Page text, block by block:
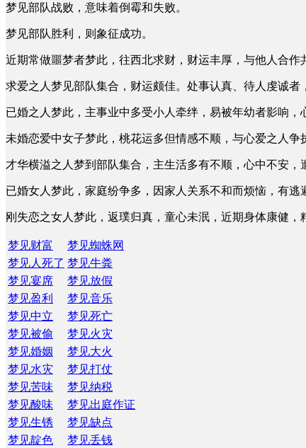
梦见部队战败，意味着倒霉和失败。
梦见部队胜利，则象征成功。
近期常做噩梦者梦此，往西北求财，财运丰厚，与他人合作
求爱之人梦见部队集合，财运颇佳。处事认真、待人虔诚
已婚之人梦此，主事业中多受小人牵绊，易被年幼者影响，
未婚恋爱中女子梦此，桃花运多但情感不顺，与心爱之人争
才华横溢之人梦到部队集合，主生活多有不顺，心中不安，
已婚女人梦此，家庭纷争多，因家人关系不和而烦恼，有逃
刚失恋之女人梦此，返璞归真，童心未泯，近期身体康健，
梦见财富
梦见蜘蛛网
梦见人死了 梦见牛粪
梦见宴席
梦见放假
梦见盈利
梦见音乐
梦见中立
梦见死亡
梦见被偷
梦见火灾
梦见婚姻
梦见大火
梦见水灾
梦见打仗
梦见苦味
梦见纳税
梦见酸味
梦见出庭作证
梦见生锈
梦见缺点
梦见靛色
梦见丢钱